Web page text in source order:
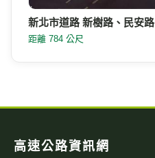
新北市道路 新樹路、民安路
距離 784 公尺
高速公路資訊網